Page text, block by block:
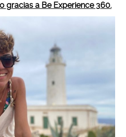
gracias a Be Experience 360.